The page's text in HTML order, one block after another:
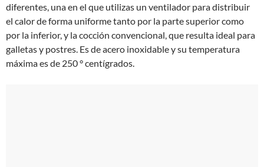
diferentes, una en el que utilizas un ventilador para distribuir
el calor de forma uniforme tanto por la parte superior como
por la inferior, y la cocción convencional, que resulta ideal para
galletas y postres. Es de acero inoxidable y su temperatura
máxima es de 250 ° centígrados.